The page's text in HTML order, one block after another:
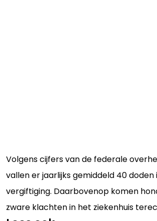
Volgens cijfers van de federale
vallen er jaarlijks gemiddeld 40 doden
vergiftiging. Daarbovenop komen
zware klachten in het ziekenhuis